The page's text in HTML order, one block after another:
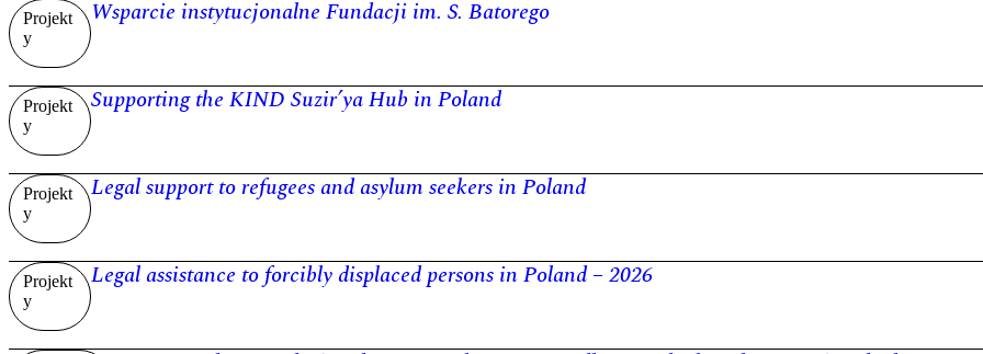
Projekt
y
Wsparcie instytucjonalne Fundacji im. S. Batorego
Projekt
y
Supporting the KIND Suzir’ya Hub in Poland
Projekt
y
Legal support to refugees and asylum seekers in Poland
Projekt
y
Legal assistance to forcibly displaced persons in Poland – 2026